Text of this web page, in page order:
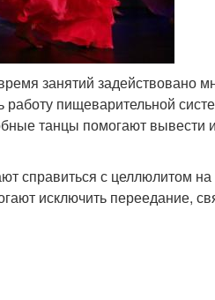
занятий задействовано
пищеварительной
танцы помогают вывести
справиться с целлюлитом
исключить переедание,